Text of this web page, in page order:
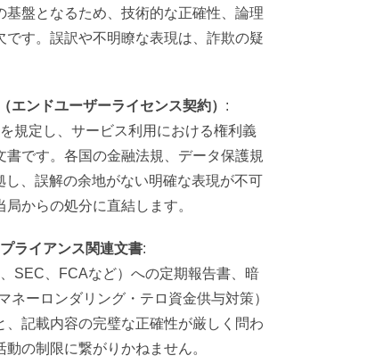
盤となるため、技術的な正確性、論理
す。誤訳や不明瞭な表現は、詐欺の疑
ンドユーザーライセンス契約） :
規定し、サービス利用における権利義
です。各国の金融法規、データ保護規
、誤解の余地がない明確な表現が不可
からの処分に直結します。
ライアンス関連文書:
SEC、FCAなど）への定期報告書、暗
ーロンダリング・テロ資金供与対策）
記載内容の完璧な正確性が厳しく問わ
の制限に繋がりかねません。